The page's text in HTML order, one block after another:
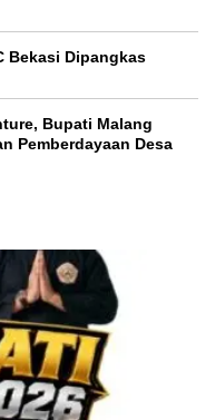
Bekasi Dipangkas
Bupati Malang
Pemberdayaan Desa